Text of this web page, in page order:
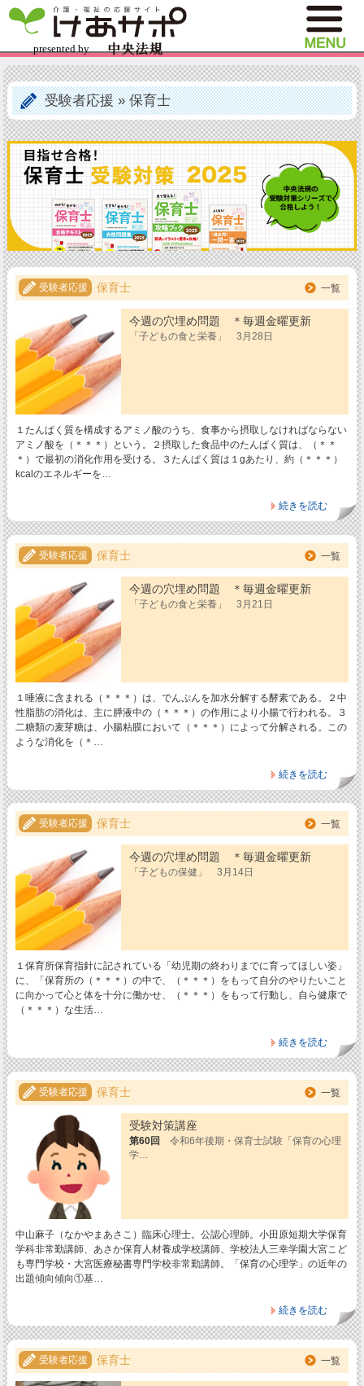
受験者応援»保育士
受験者応援 保育士 一覧
今週の穴埋め問題 ＊毎週金曜更新
「子どもの食と栄養」 3月28日
１たんぱく質を構成するアミノ酸のうち、食事から摂取しなければならない
アミノ酸を（＊＊＊）という。２摂取した食品中のたんぱく質は、（＊＊
＊）で最初の消化作用を受ける。３たんぱく質は１gあたり、約（＊＊＊）
kcalのエネルギーを…
続きを読む
受験者応援 保育士 一覧
今週の穴埋め問題 ＊毎週金曜更新
「子どもの食と栄養」 3月21日
１唾液に含まれる（＊＊＊）は、でんぷんを加水分解する酵素である。２中
性脂肪の消化は、主に膵液中の（＊＊＊）の作用により小腸で行われる。３
二糖類の麦芽糖は、小腸粘膜において（＊＊＊）によって分解される。この
ような消化を（＊…
続きを読む
受験者応援 保育士 一覧
今週の穴埋め問題 ＊毎週金曜更新
「子どもの保健」 3月14日
１保育所保育指針に記されている「幼児期の終わりまでに育ってほしい姿」
に、「保育所の（＊＊＊）の中で、（＊＊＊）をもって自分のやりたいこと
に向かって心と体を十分に働かせ、（＊＊＊）をもって行動し、自ら健康で
（＊＊＊）な生活…
続きを読む
受験者応援 保育士 一覧
受験対策講座
第60回
令和6年後期・保育士試験「保育の心理
学…
中山麻子（なかやまあさこ）臨床心理士。公認心理師。小田原短期大学保育
学科非常勤講師、あさか保育人材養成学校講師、学校法人三幸学園大宮こど
も専門学校・大宮医療秘書専門学校非常勤講師。「保育の心理学」の近年の
出題傾向傾向①基…
続きを読む
受験者応援 保育士 一覧